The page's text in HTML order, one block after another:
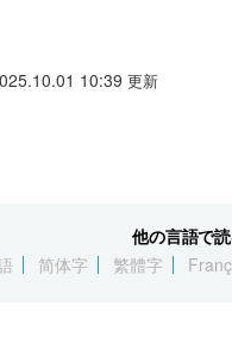
10:39 更新
他の言語で
简体字 繁體字